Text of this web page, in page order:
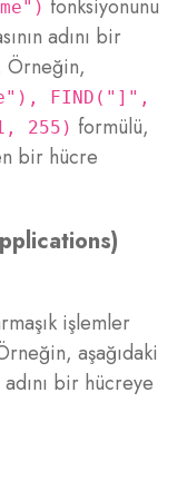
fonksiyonunu
adını bir
Örneğin,
FIND("]",
255) formülü,
bir hücre
işlemler
aşağıdaki
bir hücreye